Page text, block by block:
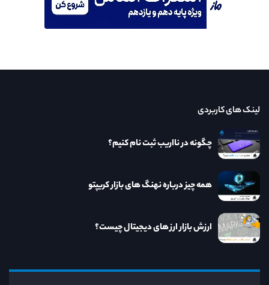
لینک های کاربردی
چگونه در نااریب ثبت نام کنیم؟
همه چیز درباره نهنگ های بازار کریپتو
ارزش بازار ارز های دیجیتال چیست؟